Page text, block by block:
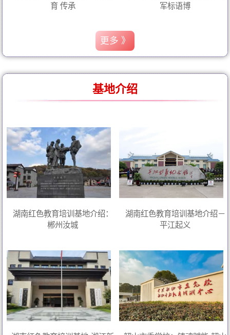
育 传承
军标语博
更多 》
基地介绍
湖南红色教育培训基地介绍：
郴州汝城
湖南红色教育培训基地介绍－
平江起义